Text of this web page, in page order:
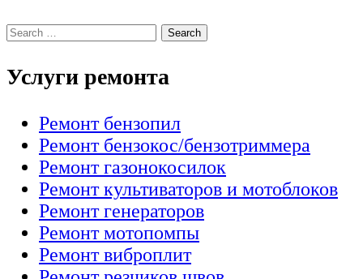
Услуги ремонта
Ремонт бензопил
Ремонт бензокос/бензотриммера
Ремонт газонокосилок
Ремонт культиваторов и мотоблоков
Ремонт генераторов
Ремонт мотопомпы
Ремонт виброплит